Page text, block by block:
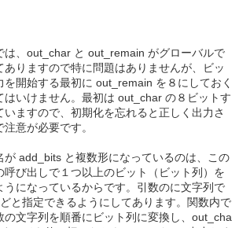
、out_char と out_remain がグローバルで
ありますので特に問題はありませんが、ビッ
を開始する最初に out_remain を８にしておく
はいけません。最初は out_char の８ビットす
いますので、初期化を忘れると正しく出力さ
意が必要です。
add_bits と複数形になっているのは、この
呼び出しで１つ以上のビット（ビット列）を
うになっているからです。引数のに文字列で
と指定できるようにしてあります。関数内で
の文字列を順番にビット列に変換し、out_cha